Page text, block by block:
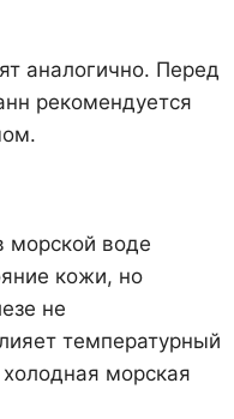
аналогично. Перед
рекомендуется
морской воде
кожи, но
не
температурный
морская